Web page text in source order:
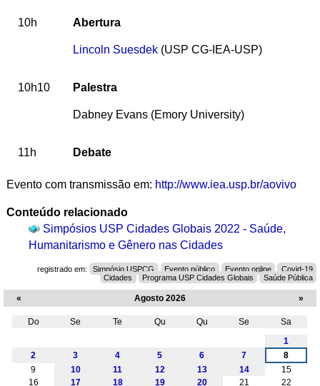
10h Abertura
Lincoln Suesdek(USP CG-IEA-USP)
10h10 Palestra
Dabney Evans (Emory University)
11h Debate
Evento com transmissão em: http://www.iea.usp.br/aovivo
Conteúdo relacionado
Simpósios USP Cidades Globais 2022 - Saúde,
Humanitarismo e Gênero nas Cidades
registrado em: Simpósio USPCG Evento público Evento online
Covid-19
Cidades
Programa USP Cidades Globais Saúde Pública
« Agosto 2026 »
Do Se Te Qu Qu Se
Sa
1
2
3 4 5 6 7
8
9
10 11 12 13 14
15
16
17 18 19 20 21
22